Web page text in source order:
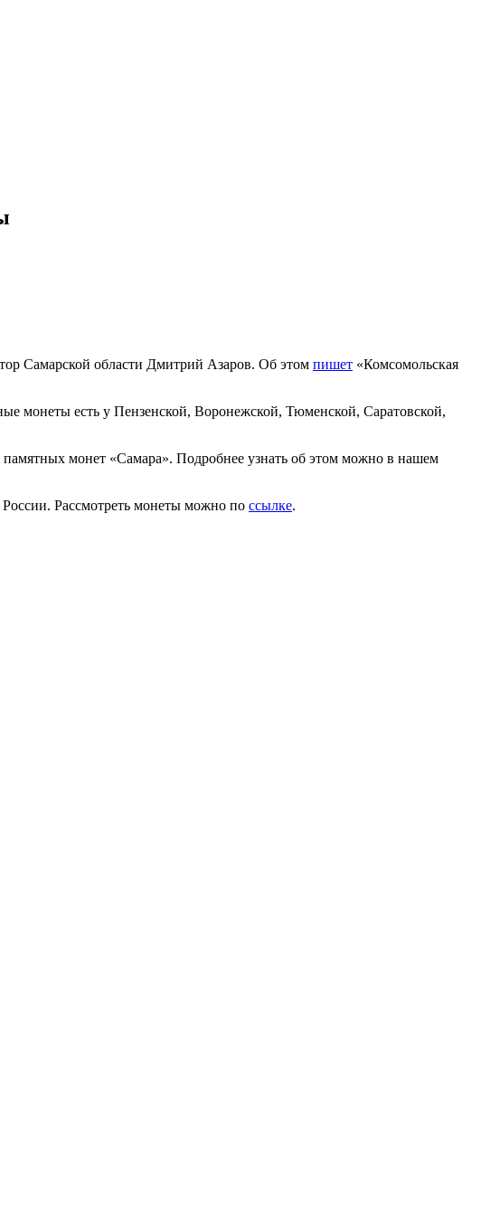
Самарской области Дмитрий Азаров. Об этом пишет «Комсомольская
монеты есть у Пензенской, Воронежской, Тюменской, Саратовской,
монет «Самара». Подробнее узнать об этом можно в нашем
Рассмотреть монеты можно по ссылке.